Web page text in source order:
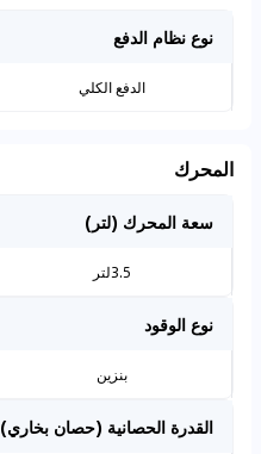
نوع نظام الدفع
الدفع الكلي
المحرك
سعة المحرك (لتر)
3.5لتر
نوع الوقود
بنزين
القدرة الحصانية (حصان بخاري)